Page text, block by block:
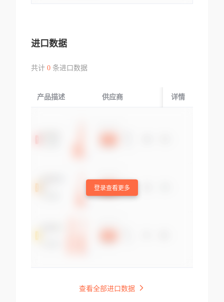
进口数据
共计 0条进口数据
产品描述 供应商 起运国/地区
详情
登录查看更多
查看全部进口数据